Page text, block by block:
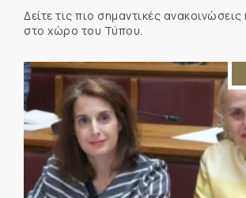
Δείτε τις πιο σημαντικές ανακοινώσεις
στο χώρο του Τύπου.